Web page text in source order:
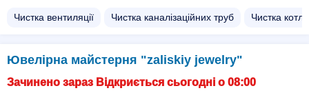
Чистка вентиляції Чистка каналізаційних труб Чистка
Ювелірна майстерня "zaliskiy jewelry"
Зачинено зараз Відкриється сьогодні о 08:00